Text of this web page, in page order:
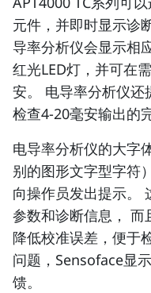
元件，并即时显示诊
导率分析仪会显示相
红光LED灯，并可在
安。 电导率分析仪还
检查4-20毫安输出的
电导率分析仪的大字
别的图形文字型字符
向操作员发出提示。
参数和诊断信息， 而
降低校准误差，便于
问题，Sensoface显
馈。